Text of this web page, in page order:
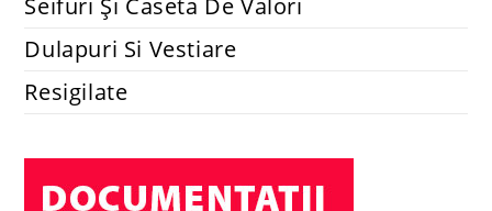
Dulapuri Si Vestiare
Resigilate